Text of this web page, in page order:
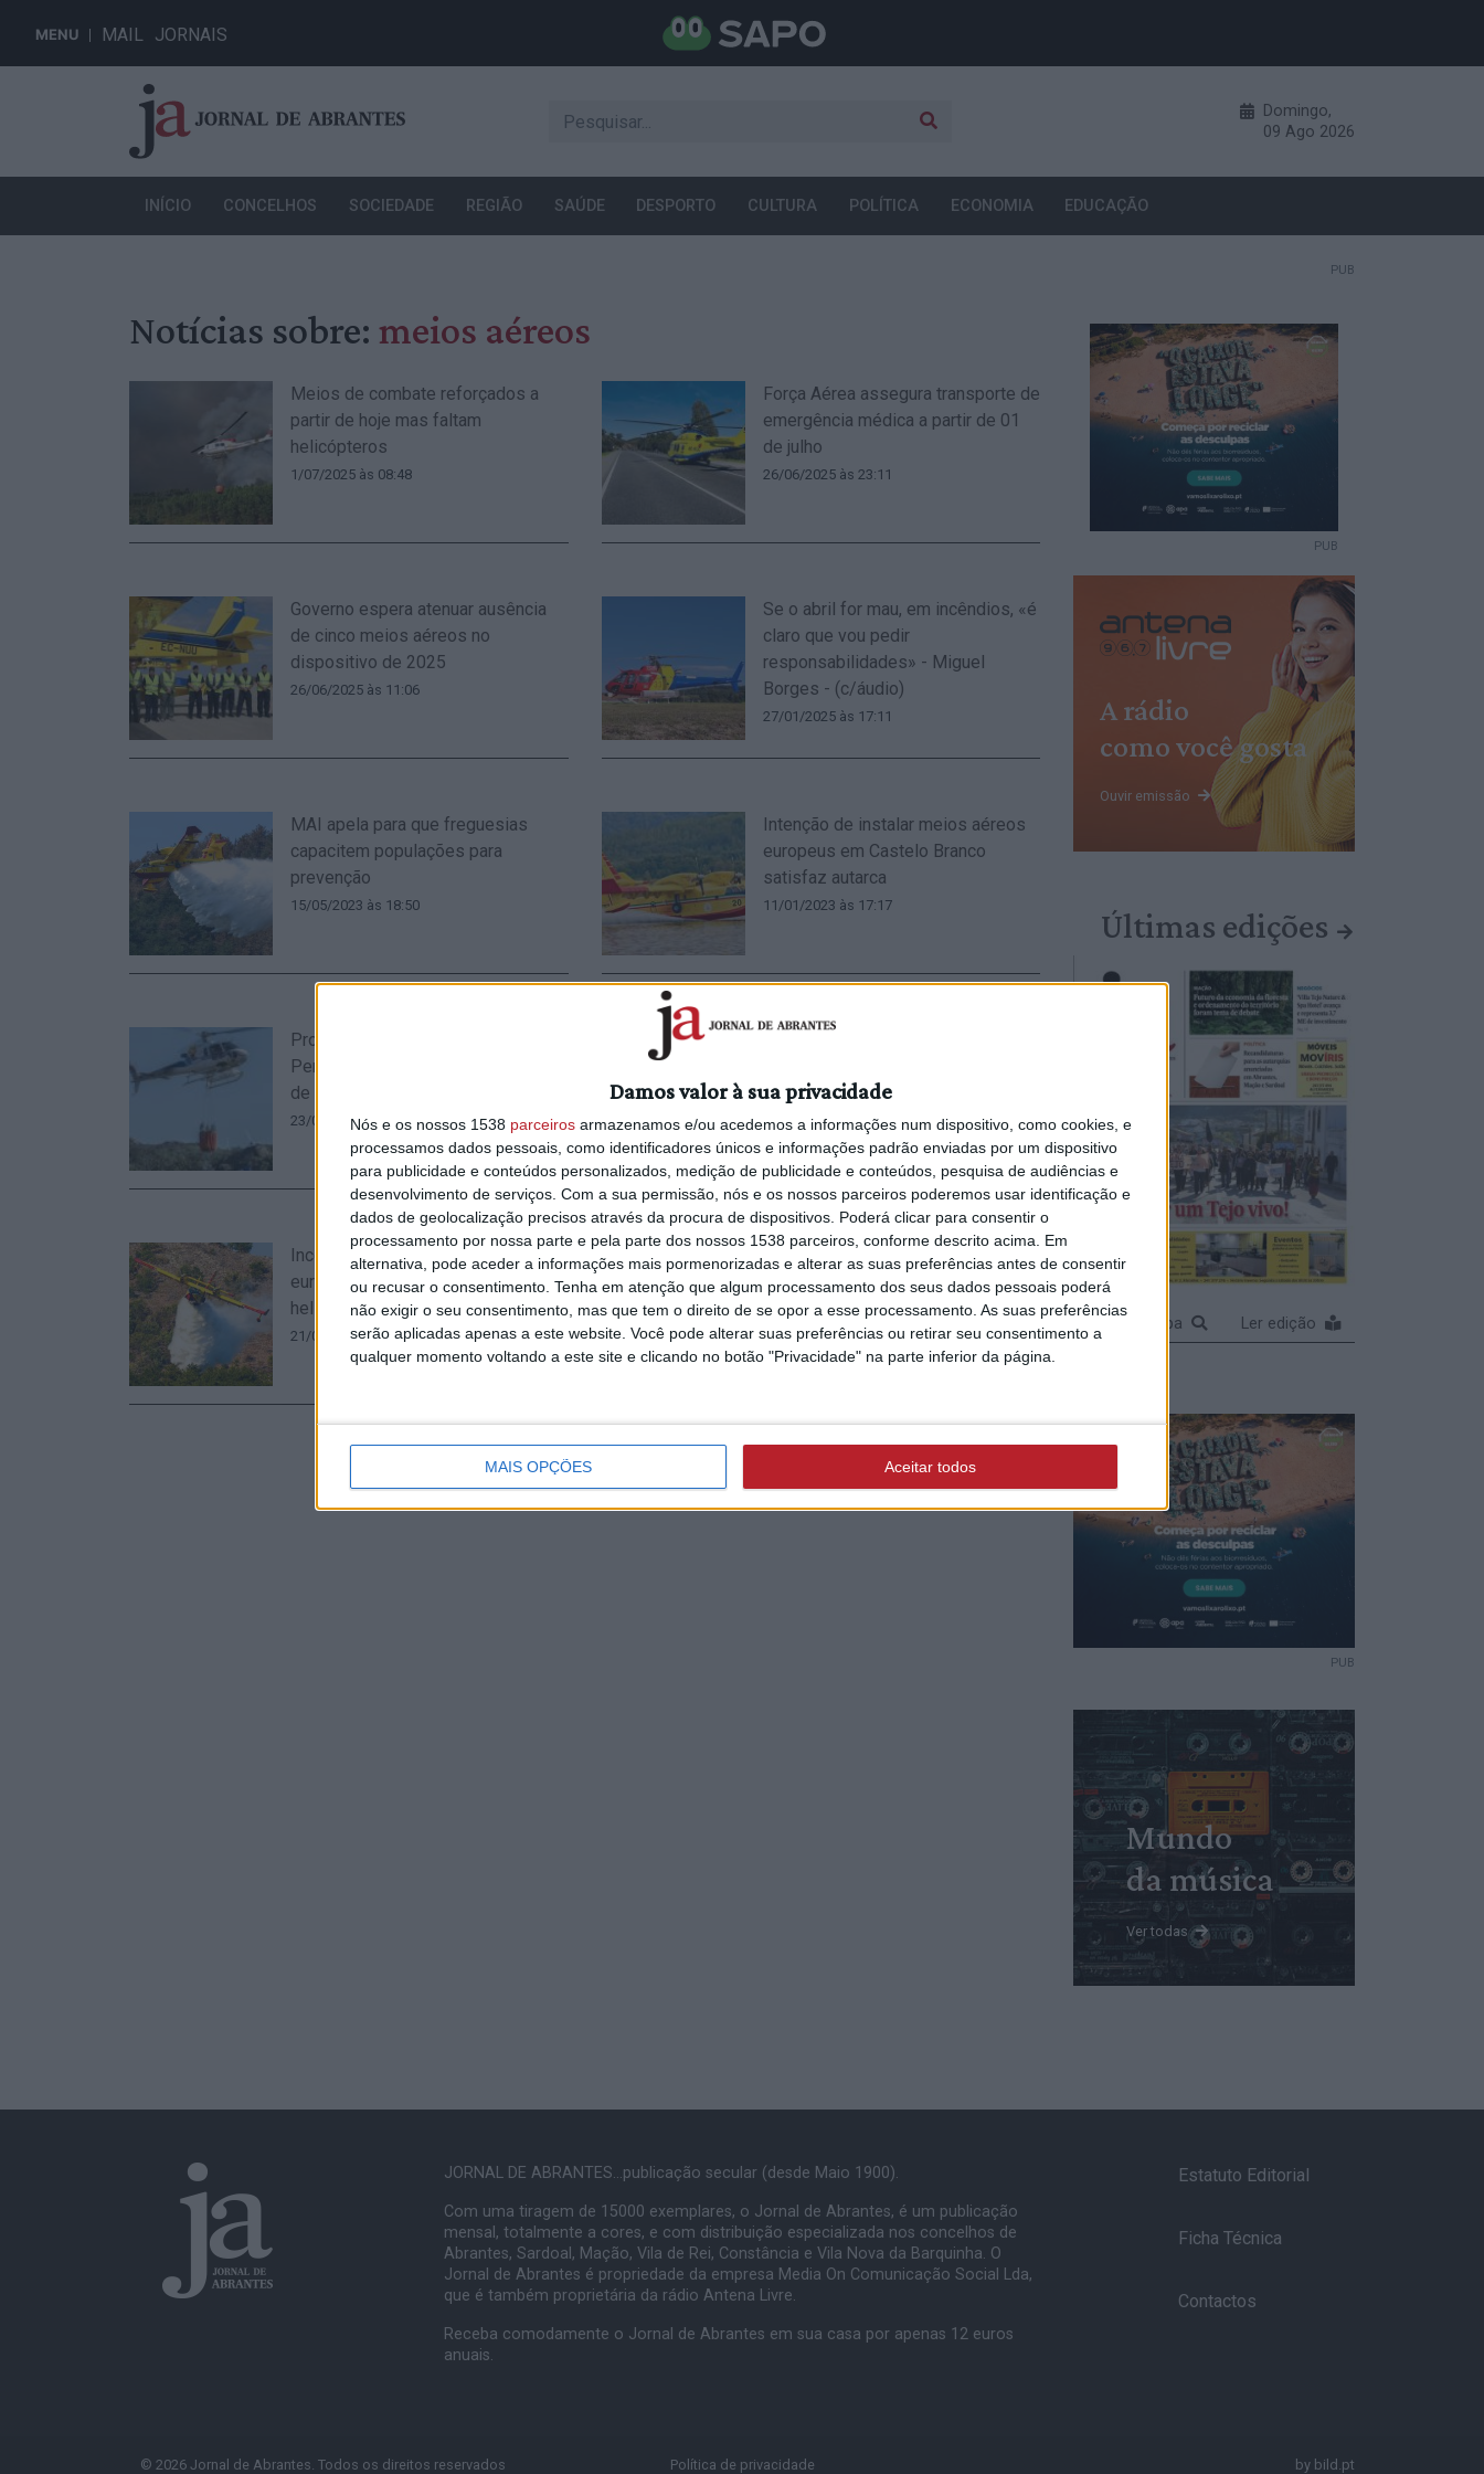
Damos valor à sua privacidade
Nós e os nossos 1538 parceiros armazenamos e/ou acedemos a informações num dispositivo, como cookies, e
processamos dados pessoais, como identificadores únicos e informações padrão enviadas por um dispositivo
para publicidade e conteúdos personalizados, medição de publicidade e conteúdos, pesquisa de audiências e
desenvolvimento de serviços. Com a sua permissão, nós e os nossos parceiros poderemos usar identificação e
dados de geolocalização precisos através da procura de dispositivos. Poderá clicar para consentir o
processamento por nossa parte e pela parte dos nossos 1538 parceiros, conforme descrito acima. Em
alternativa, pode aceder a informações mais pormenorizadas e alterar as suas preferências antes de consentir
ou recusar o consentimento. Tenha em atenção que algum processamento dos seus dados pessoais poderá
não exigir o seu consentimento, mas que tem o direito de se opor a esse processamento. As suas preferências
serão aplicadas apenas a este website. Você pode alterar suas preferências ou retirar seu consentimento a
qualquer momento voltando a este site e clicando no botão "Privacidade" na parte inferior da página.
MAIS OPÇÕES Aceitar todos
MENU MAIL JORNAIS
Domingo,
09 Ago 2026
INÍCIO CONCELHOS SOCIEDADE REGIÃO SAÚDE DESPORTO CULTURA POLÍTICA ECONOMIA EDUCAÇÃO
PUB
Notícias sobre: meios aéreos
Meios de combate reforçados a
partir de hoje mas faltam
helicópteros
1/07/2025 às 08:48
Força Aérea assegura transporte de
emergência médica a partir de 01
de julho
26/06/2025 às 23:11
Governo espera atenuar ausência
de cinco meios aéreos no
dispositivo de 2025
26/06/2025 às 11:06
Se o abril for mau, em incêndios, «é
claro que vou pedir
responsabilidades» - Miguel
Borges - (c/áudio)
27/01/2025 às 17:11
MAI apela para que freguesias
capacitem populações para
prevenção
15/05/2023 às 18:50
Intenção de instalar meios aéreos
europeus em Castelo Branco
satisfaz autarca
11/01/2023 às 17:17
Proteção Civil retira helicóptero de
Pernes e reposiciona-o em Ponte
de Sor
23/08/2022 às 17:26
prevenção
15/06/2022 às 12:49
Incêndios: Bruxelas reforça frota
europeia com de 11 aviões e seis
helicópteros nos países
21/06/2021 às 12:34
Incêndios: Proprietários florestais
contra investimento do Estado em
meios aéreos (C/ÁUDIO)
5/03/2021 às 17:30
PUB
A rádio
como você gosta
Ouvir emissão
Últimas edições
Ampliar capa Ler edição
PUB
Mundo
da música
Ver todas
JORNAL DE ABRANTES...publicação secular (desde Maio 1900).
Com uma tiragem de 15000 exemplares, o Jornal de Abrantes, é um publicação
mensal, totalmente a cores, e com distribuição especializada nos concelhos de
Abrantes, Sardoal, Mação, Vila de Rei, Constância e Vila Nova da Barquinha. O
Jornal de Abrantes é propriedade da empresa Media On Comunicação Social Lda,
que é também proprietária da rádio Antena Livre.
Receba comodamente o Jornal de Abrantes em sua casa por apenas 12 euros
anuais.
Estatuto Editorial
Ficha Técnica
Contactos
© 2026 Jornal de Abrantes. Todos os direitos reservados Política de privacidade by bild.pt